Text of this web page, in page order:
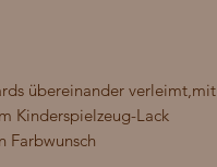
übereinander verleimt,mit
Kinderspielzeug-Lack
Farbwunsch